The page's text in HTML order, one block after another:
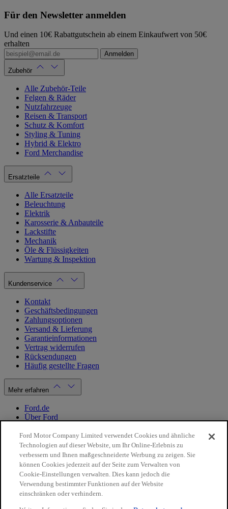
Für den Newsletter anmelden
Und einen 10€ Rabattgutschein ab einem Einkaufwert von 50€
erhalten
Anmelden
Zubehör
Alle Zubehör-Teile
Felgen & Räder
Nutzfahrzeuge
Reisen & Transport
Schutz & Komfort
Styling & Tuning
Hybrid & Elektro
Ford Merchandise
Ersatzteile
Alle Ersatzteile
Beleuchtung
Elektrik
Karosserie & Anbauteile
Lackstifte
Mechanik
Öle & Flüssigkeiten
Wartung & Inspektion
Kundenservice
Kontakt
Geschäftsbedingungen
Zahlungsoptionen
Versand & Lieferung
Garantieinformationen
Vertrag widerrufen
Rücksendungen
Häufig gestellte Fragen
Mehr erfahren
Ford.de
Über Ford
Datenschutzbestimmungen
Impressum
Mein Konto
Login / Registrierung
Meine Bestellungen
Ford Motor Company Limited verwendet Cookies und ähnliche
Technologien auf dieser Website, um Ihr Online-Erlebnis zu
verbessern und Ihnen maßgeschneiderte Werbung zu zeigen. Sie
können Cookies jederzeit auf der Seite zum Verwalten von
Cookie-Einstellungen verwalten. Dies kann jedoch die
Verwendung bestimmter Funktionen auf der Website
einschränken oder verhindern.